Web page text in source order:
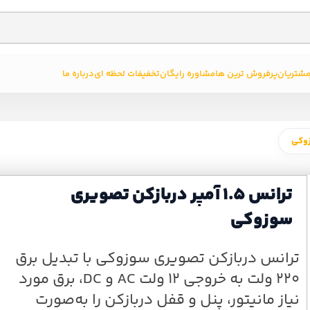
پرفروش ترین هامشاوره رایگانتخفیفات لحظه ایدرباره ما
ترانس 1.5 آمپر دربازکن تصویری
سوزوکی
ترانس دربازکن تصویری سوزوکی با تبدیل برق
۲۲۰ ولت به خروجی ۱۲ ولت AC و DC، برق مورد
نیاز مانیتور، پنل و قفل دربازکن را به‌صورت